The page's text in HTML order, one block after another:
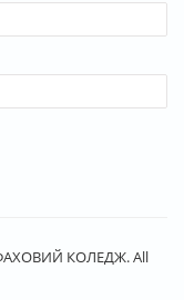
КОЛЕДЖ. All